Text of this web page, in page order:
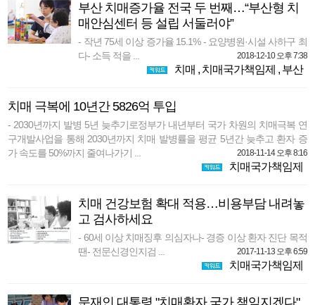
부산 치매증가율 전국 두 번째…“부산형 치
매안심센터 등 설립 서둘러야”
- 작년 75세 이상 증가율 15.1% - 요양병원·시설 사하구 최
다- 소득 적을 ...
2018-12-10 오후 7:38
치매 , 치매국가책임제 , 부산
치매 극복에 10년간 5826억 투입
- 2030년까지 발병 5년 늦추기로정부가 내년부터 국가 차원의 치매극복 연
구개발사업을 통해 2030년까지 치매 발병률을 평균 5년간 늦추고 환자 증
가 속도를 50%까지 줄여나가기 ...
2018-11-14 오후 8:16
치매국가책임제
치매 건강보험 확대 적용…비용부담 내려놓
고 검사하세요
- 60세 이상 치매징후 의심자나- 경증 이상 환자 진단 목적
땐- 전문신경인지검 ...
2017-11-13 오후 6:59
치매국가책임제
문재인 대통령 "치매환자 국가 책임지겠다"